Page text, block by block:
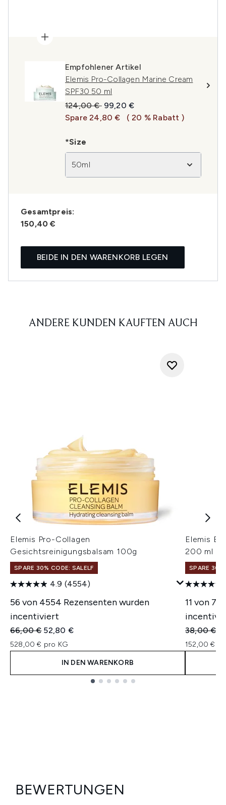
Empfohlener Artikel
Elemis Pro-Collagen Marine Cream
SPF30 50 ml
Unverbindliche Preisempfehlung:
124,00 € Aktueller Preis:
99,20 €
Spare 24,80 €
( 20 % Rabatt )
*Size
50ml
Gesamtpreis:
150,40 €
BEIDE IN DEN WARENKORB LEGEN
ANDERE KUNDEN KAUFTEN AUCH
Elemis Pro-Collagen
Gesichtsreinigungsbalsam 100g
SPARE 30% CODE: SALELF
4.9 (4554)
56 von 4554 Rezensenten wurden
incentiviert
Unverbindliche Preisempfehlung:
66,00 € Aktueller Preis:
52,80 €
528,00 € pro KG
IN DEN WARENKORB
Elemis
200 ml
SPARE 30%
11 von
38,00 €
152,00 €